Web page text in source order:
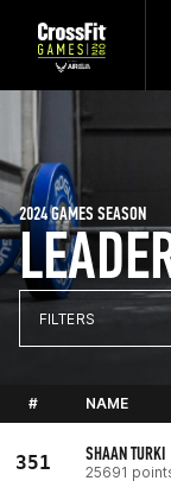
2024 GAMES SEASON
FILTERS
# NAME
351 SHAAN TURKI
25691